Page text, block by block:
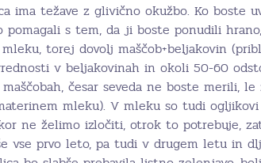
ima težave z glivično okužbo. Ko boste
pomagali s tem, da ji boste ponudili
torej dovolj maščob+beljakovin
v beljakovinah in okoli 50-60
česar seveda ne boste merili,
mleku). V mleku so tudi
ne želimo izločiti, otrok to potrebuje,
vse prvo leto, pa tudi v drugem letu in